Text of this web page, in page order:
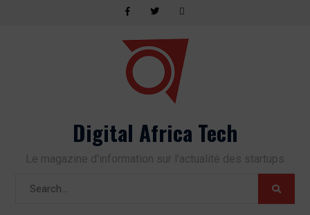
Digital Africa Tech
Le magazine d'information sur l'actualité des startups